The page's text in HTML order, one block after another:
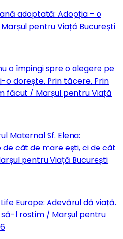
adoptată: Adopția – o
pentru Viață București
o împingi spre o alegere pe
o dorește. Prin tăcere. Prin
făcut / Marșul pentru Viață
Maternal Sf. Elena:
de cât de mare ești, ci de cât
pentru Viață București
Europe: Adevărul dă viață.
l rostim / Marșul pentru